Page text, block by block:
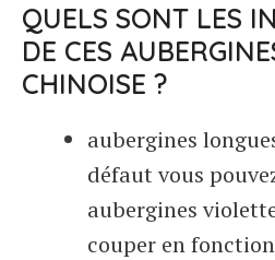
QUELS SONT LES
DE CES
CHINOISE ?
aubergines
défaut vous
aubergines
couper en